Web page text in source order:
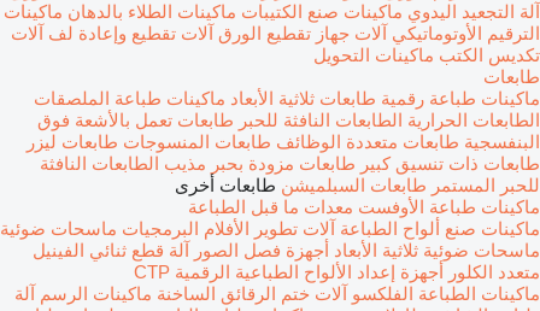
آلة التجعيد اليدوي ماكينات صنع الكتيبات ماكينات الطلاء بالدهان ماكينات
الترقيم الأوتوماتيكي آلات جهاز تقطيع الورق آلات تقطيع وإعادة لف آلات
تكديس الكتب ماكينات التحويل
طابعات
ماكينات طباعة رقمية طابعات ثلاثية الأبعاد ماكينات طباعة الملصقات
الطابعات الحرارية الطابعات النافثة للحبر طابعات تعمل بالأشعة فوق
البنفسجية طابعات متعددة الوظائف طابعات المنسوجات طابعات ليزر
طابعات ذات تنسيق كبير طابعات مزودة بحبر مذيب الطابعات النافثة
للحبر المستمر طابعات السبلميشن طابعات أخرى
ماكينات طباعة الأوفست معدات ما قبل الطباعة
ماكينات صنع ألواح الطباعة آلات تطوير الأفلام البرمجيات ماسحات ضوئية
ماسحات ضوئية ثلاثية الأبعاد أجهزة فصل الصور آلة قطع ثنائي الفينيل
متعدد الكلور أجهزة إعداد الألواح الطباعية الرقمية CTP
ماكينات الطباعة الفلكسو آلات ختم الرقائق الساخنة ماكينات الرسم آلة